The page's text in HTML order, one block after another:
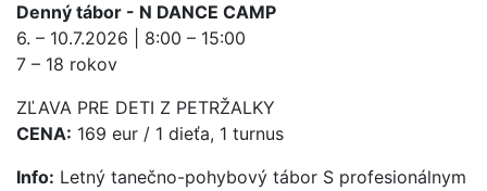
Denný tábor - N DANCE CAMP
6. – 10.7.2026 | 8:00 – 15:00
7 – 18 rokov
ZĽAVA PRE DETI Z PETRŽALKY
CENA: 169 eur / 1 dieťa, 1 turnus
Info: Letný tanečno-pohybový tábor S profesionálnym